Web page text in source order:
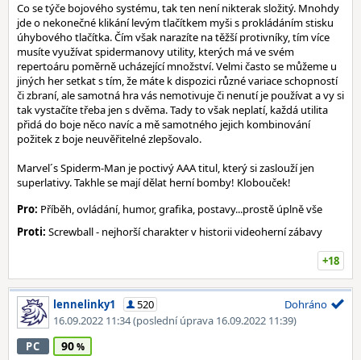
Co se týče bojového systému, tak ten není nikterak složitý. Mnohdy
jde o nekonečné klikání levým tlačítkem myši s prokládáním stisku
úhybového tlačítka. Čím však narazíte na těžší protivníky, tím více
musíte využívat spidermanovy utility, kterých má ve svém
repertoáru poměrně ucházející množství. Velmi často se můžeme u
jiných her setkat s tím, že máte k dispozici různé variace schopností
či zbraní, ale samotná hra vás nemotivuje či nenutí je používat a vy si
tak vystačíte třeba jen s dvěma. Tady to však neplatí, každá utilita
přidá do boje něco navíc a mě samotného jejich kombinování
požitek z boje neuvěřitelné zlepšovalo.
Marvel´s Spiderm-Man je poctivý AAA titul, který si zaslouží jen
superlativy. Takhle se mají dělat herní bomby! Klobouček!
Pro: Příběh, ovládání, humor, grafika, postavy...prostě úplně vše
Proti: Screwball - nejhorší charakter v historii videoherní zábavy
+18
lennelinky1
520
16.09.2022 11:34(poslední úprava 16.09.2022 11:39)
Dohráno
PC 90